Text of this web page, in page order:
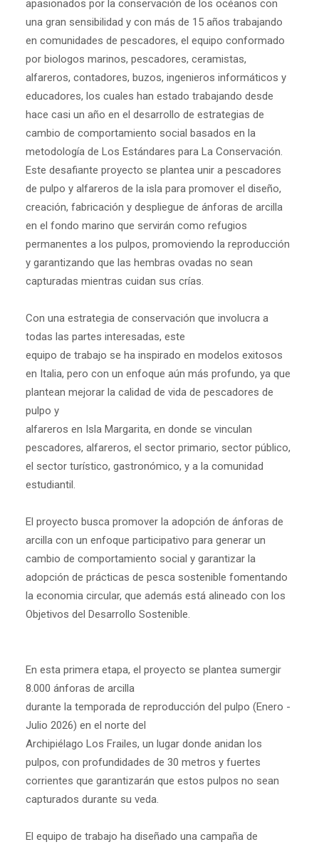
apasionados por la conservación de los océanos con
una gran sensibilidad y con más de 15 años trabajando
en comunidades de pescadores, el equipo conformado
por biologos marinos, pescadores, ceramistas,
alfareros, contadores, buzos, ingenieros informáticos y
educadores, los cuales han estado trabajando desde
hace casi un año en el desarrollo de estrategias de
cambio de comportamiento social basados en la
metodología de Los Estándares para La Conservación.
Este desafiante proyecto se plantea unir a pescadores
de pulpo y alfareros de la isla para promover el diseño,
creación, fabricación y despliegue de ánforas de arcilla
en el fondo marino que servirán como refugios
permanentes a los pulpos, promoviendo la reproducción
y garantizando que las hembras ovadas no sean
capturadas mientras cuidan sus crías.
Con una estrategia de conservación que involucra a
todas las partes interesadas, este
equipo de trabajo se ha inspirado en modelos exitosos
en Italia, pero con un enfoque aún más profundo, ya que
plantean mejorar la calidad de vida de pescadores de
pulpo y
alfareros en Isla Margarita, en donde se vinculan
pescadores, alfareros, el sector primario, sector público,
el sector turístico, gastronómico, y a la comunidad
estudiantil.
El proyecto busca promover la adopción de ánforas de
arcilla con un enfoque participativo para generar un
cambio de comportamiento social y garantizar la
adopción de prácticas de pesca sostenible fomentando
la economia circular, que además está alineado con los
Objetivos del Desarrollo Sostenible.
En esta primera etapa, el proyecto se plantea sumergir
8.000 ánforas de arcilla
durante la temporada de reproducción del pulpo (Enero -
Julio 2026) en el norte del
Archipiélago Los Frailes, un lugar donde anidan los
pulpos, con profundidades de 30 metros y fuertes
corrientes que garantizarán que estos pulpos no sean
capturados durante su veda.
El equipo de trabajo ha diseñado una campaña de